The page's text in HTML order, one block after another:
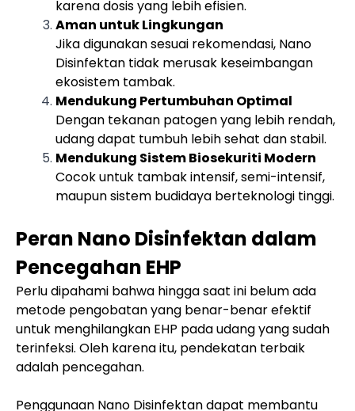
karena dosis yang lebih efisien.
Aman untuk Lingkungan
Jika digunakan sesuai rekomendasi, Nano
Disinfektan tidak merusak keseimbangan
ekosistem tambak.
Mendukung Pertumbuhan Optimal
Dengan tekanan patogen yang lebih rendah,
udang dapat tumbuh lebih sehat dan stabil.
Mendukung Sistem Biosekuriti Modern
Cocok untuk tambak intensif, semi-intensif,
maupun sistem budidaya berteknologi tinggi.
Peran Nano Disinfektan dalam
Pencegahan EHP
Perlu dipahami bahwa hingga saat ini belum ada
metode pengobatan yang benar-benar efektif
untuk menghilangkan EHP pada udang yang sudah
terinfeksi. Oleh karena itu, pendekatan terbaik
adalah pencegahan.
Penggunaan Nano Disinfektan dapat membantu